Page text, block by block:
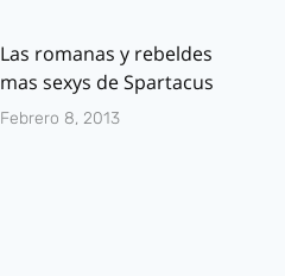
Las romanas y rebeldes
mas sexys de Spartacus
Febrero 8, 2013